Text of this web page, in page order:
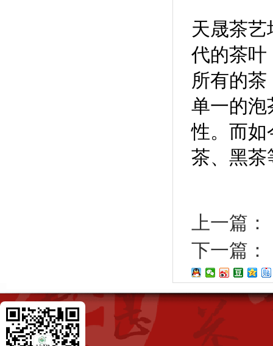
天晟茶
代的茶叶
所有的
单一的泡
性。而如
茶、黑茶
上一篇：
下一篇：